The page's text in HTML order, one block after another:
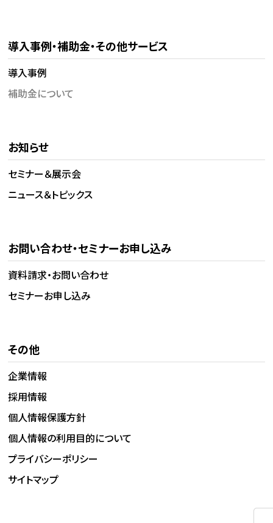
導入事例・補助金・その他サービス
導入事例
補助金について
お知らせ
セミナー＆展示会
ニュース＆トピックス
お問い合わせ・セミナーお申し込み
資料請求・お問い合わせ
セミナーお申し込み
その他
企業情報
採用情報
個人情報保護方針
個人情報の利用目的について
プライバシーポリシー
サイトマップ